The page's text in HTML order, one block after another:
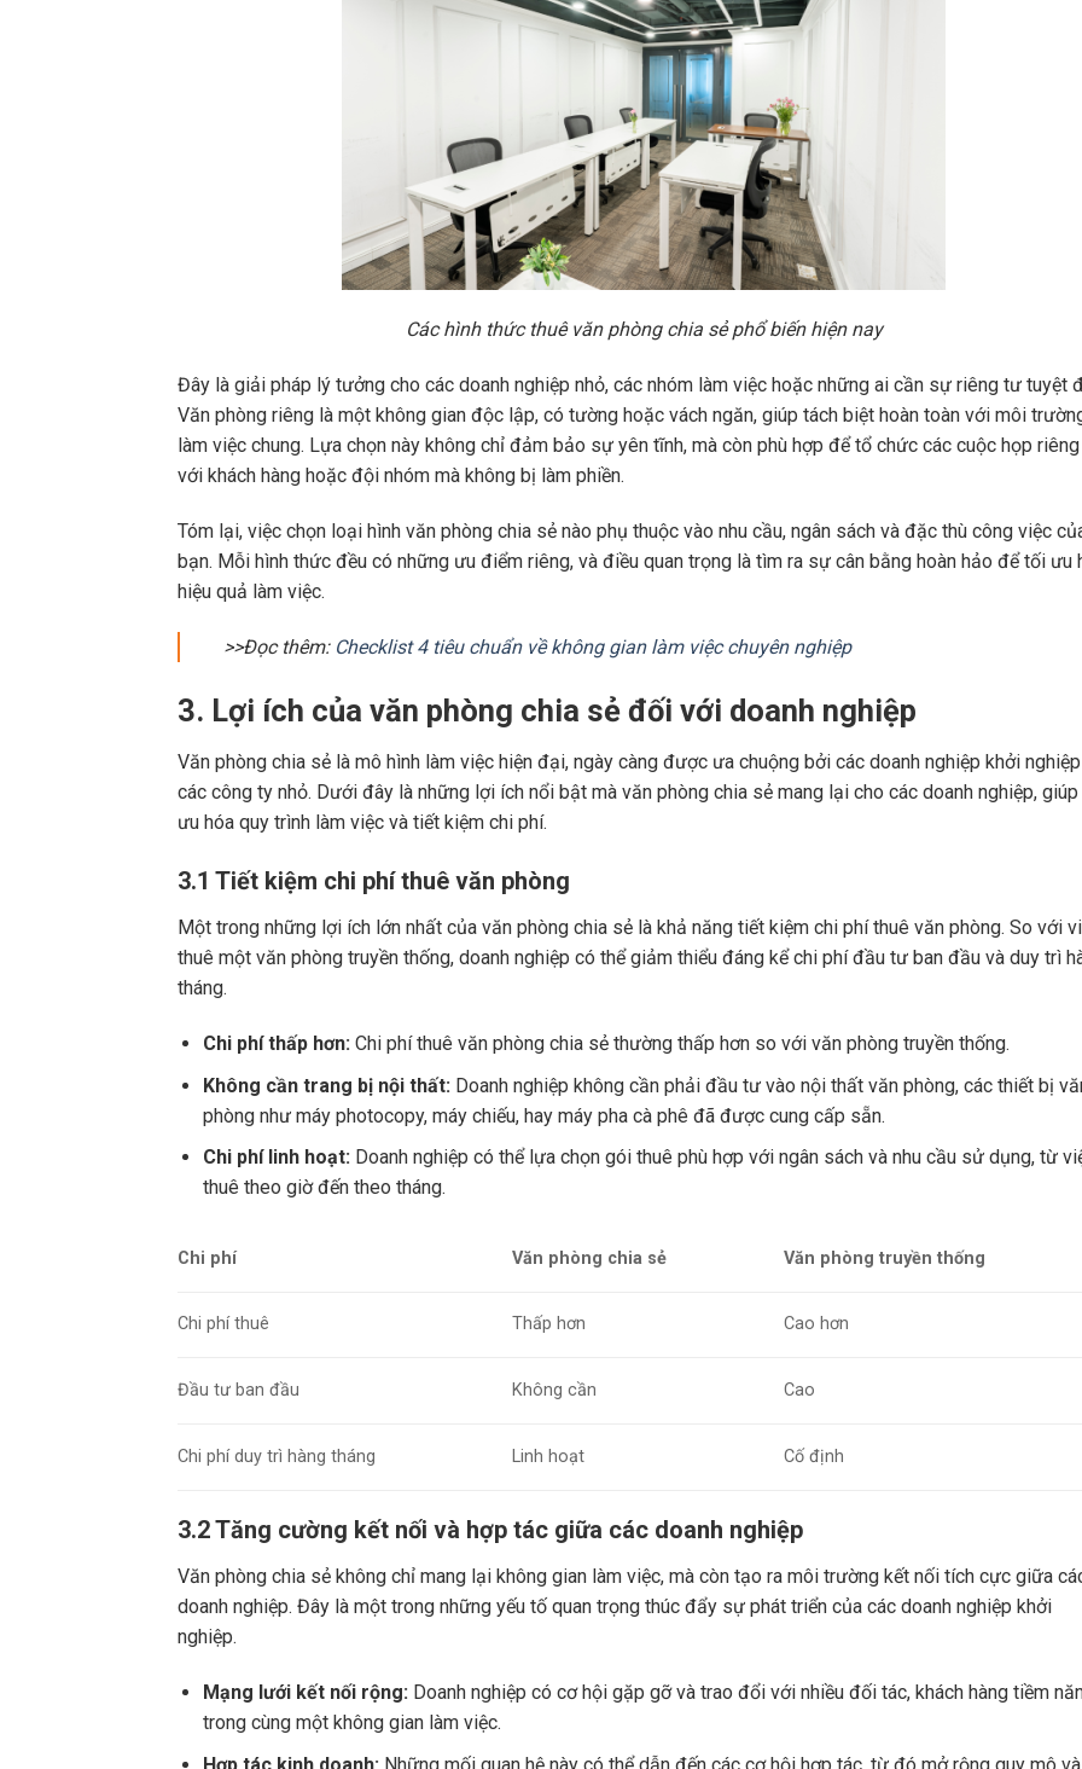
Các hình thức thuê văn phòng chia sẻ phổ biến hiện nay
Đây là giải pháp lý tưởng cho các doanh nghiệp nhỏ, các nhóm làm việc hoặc những ai cần sự riêng tư tuyệt
Văn phòng riêng là một không gian độc lập, có tường hoặc vách ngăn, giúp tách biệt hoàn toàn với môi
làm việc chung. Lựa chọn này không chỉ đảm bảo sự yên tĩnh, mà còn phù hợp để tổ chức các cuộc họp
với khách hàng hoặc đội nhóm mà không bị làm phiền.
Tóm lại, việc chọn loại hình văn phòng chia sẻ nào phụ thuộc vào nhu cầu, ngân sách và đặc thù công việc
bạn. Mỗi hình thức đều có những ưu điểm riêng, và điều quan trọng là tìm ra sự cân bằng hoàn hảo để tối ưu
hiệu quả làm việc.
>>Đọc thêm: Checklist 4 tiêu chuẩn về không gian làm việc chuyên nghiệp
3. Lợi ích của văn phòng chia sẻ đối với doanh nghiệp
Văn phòng chia sẻ là mô hình làm việc hiện đại, ngày càng được ưa chuộng bởi các doanh nghiệp khởi
các công ty nhỏ. Dưới đây là những lợi ích nổi bật mà văn phòng chia sẻ mang lại cho các doanh nghiệp,
ưu hóa quy trình làm việc và tiết kiệm chi phí.
3.1 Tiết kiệm chi phí thuê văn phòng
Một trong những lợi ích lớn nhất của văn phòng chia sẻ là khả năng tiết kiệm chi phí thuê văn phòng. So với
thuê một văn phòng truyền thống, doanh nghiệp có thể giảm thiểu đáng kể chi phí đầu tư ban đầu và duy trì
tháng.
Chi phí thấp hơn:Chi phí thuê văn phòng chia sẻ thường thấp hơn so với văn phòng truyền thống.
Không cần trang bị nội thất: Doanh nghiệp không cần phải đầu tư vào nội thất văn phòng, các thiết bị
phòng như máy photocopy, máy chiếu, hay máy pha cà phê đã được cung cấp sẵn.
Chi phí linh hoạt:Doanh nghiệp có thể lựa chọn gói thuê phù hợp với ngân sách và nhu cầu sử dụng, từ
thuê theo giờ đến theo tháng.
Chi phí Văn phòng chia sẻ Văn phòng truyền thống
Chi phí thuê Thấp hơn Cao hơn
Đầu tư ban đầu Không cần Cao
Chi phí duy trì hàng tháng Linh hoạt Cố định
3.2 Tăng cường kết nối và hợp tác giữa các doanh nghiệp
Văn phòng chia sẻ không chỉ mang lại không gian làm việc, mà còn tạo ra môi trường kết nối tích cực giữa
doanh nghiệp. Đây là một trong những yếu tố quan trọng thúc đẩy sự phát triển của các doanh nghiệp khởi
nghiệp.
Mạng lưới kết nối rộng:Doanh nghiệp có cơ hội gặp gỡ và trao đổi với nhiều đối tác, khách hàng tiềm
trong cùng một không gian làm việc.
Hợp tác kinh doanh: Những mối quan hệ này có thể dẫn đến các cơ hội hợp tác, từ đó mở rộng quy mô và